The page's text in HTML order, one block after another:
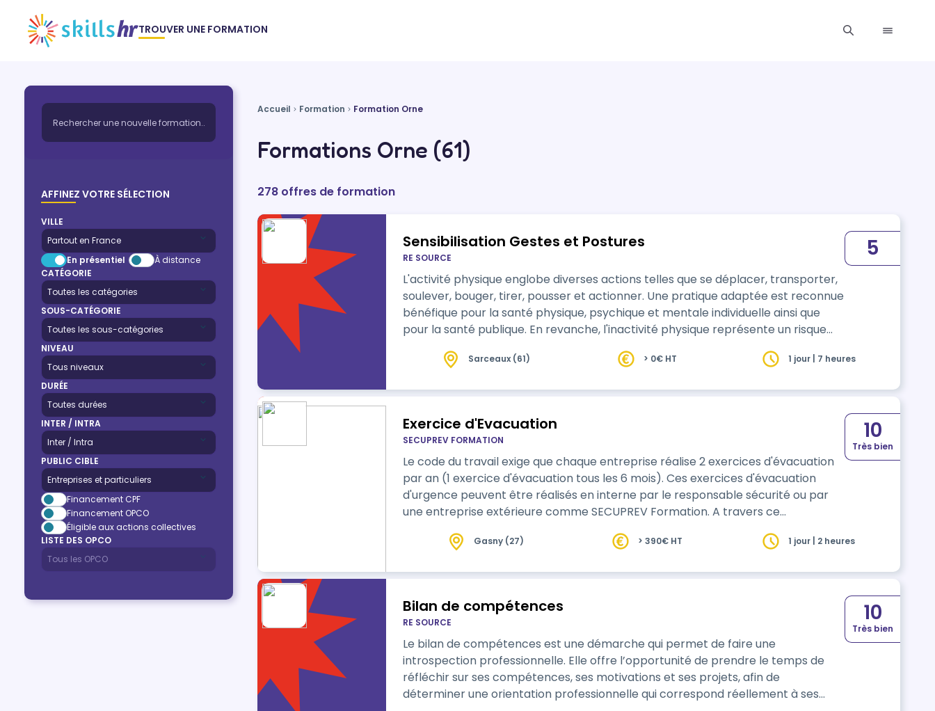
TROUVER UNE FORMATION
AFFINEZ VOTRE SÉLECTION
VILLE
En présentiel
À distance
CATÉGORIE
SOUS-CATÉGORIE
NIVEAU
DURÉE
INTER / INTRA
PUBLIC CIBLE
Financement CPF
Financement OPCO
Éligible aux actions collectives
LISTE DES OPCO
Accueil Formation Formation Orne
Formations Orne (61)
278 offres de formation
Sensibilisation Gestes et Postures
RE SOURCE
L'activité physique englobe diverses actions telles que se déplacer, transporter,
soulever, bouger, tirer, pousser et actionner. Une pratique adaptée est reconnue
bénéfique pour la santé physique, psychique et mentale individuelle ainsi que
pour la santé publique. En revanche, l'inactivité physique représente un risque
sont souvent marquées par la pression temporelle, la répétitivité, des niveaux
5
Sarceaux (61) > 0€ HT 1 jour | 7 heures
Exercice d'Evacuation
SECUPREV FORMATION
Le code du travail exige que chaque entreprise réalise 2 exercices d'évacuation
par an (1 exercice d'évacuation tous les 6 mois). Ces exercices d'évacuation
d'urgence peuvent être réalisés en interne par le responsable sécurité ou par
une entreprise extérieure comme SECUPREV Formation. A travers ce
de votre exercice d'évacuation. Différents formats d'exercices évacuation sont
10
Très bien
Gasny (27) > 390€ HT 1 jour | 2 heures
Bilan de compétences
RE SOURCE
Le bilan de compétences est une démarche qui permet de faire une
introspection professionnelle. Elle offre l’opportunité de prendre le temps de
réfléchir sur ses compétences, ses motivations et ses projets, afin de
déterminer une orientation professionnelle qui correspond réellement à ses
10
Très bien